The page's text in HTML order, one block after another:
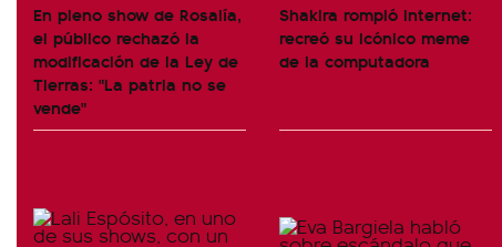
En pleno show de Rosalía,
el público rechazó la
modificación de la Ley de
Tierras: "La patria no se
vende"
Shakira rompió internet:
recreó su icónico meme
de la computadora